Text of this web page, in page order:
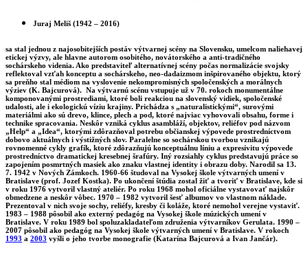
Juraj Meliš (1942 – 2016)
sa stal jednou z najosobitejších postáv výtvarnej scény na Slovensku, umelcom naliehavej
etickej výzvy, ale hlavne autorom osobitého, novátorského a anti-tradičného
sochárskeho videnia. Ako predstaviteľ alternatívnej scény počas normalizácie svojsky
reflektoval vzťah konceptu a sochárskeho, neo-dadaizmom inšpirovaného objektu, ktorý
sa preňho stal médiom na vyslovenie nekompromisných spoločenských a morálnych
výziev (K. Bajcurová). Na výtvarnú scénu vstupuje už v 70. rokoch monumentálne
komponovanými prostrediami, ktoré boli reakciou na slovenský vidiek, spoločenské
udalosti, ale i ekologickú víziu krajiny. Prichádza s „naturalistickými“, surovými
materiálmi ako sú drevo, klince, plech a pod, ktoré najviac vyhovovali obsahu, forme i
technike spracovania. Neskôr vzniká cyklus asambláží, objektov, reliéfov pod názvom
„Help“ a „Idea“, ktorými zdôrazňoval potrebu občianskej výpovede prostredníctvom
dobovo aktuálnych i výstižných slov. Paralelne so sochárskou tvorbou vznikajú
rovnomenné cykly grafík, ktoré zdôrazňujú konceptuálnu líniu a expresivitu výpovede
prostredníctvo dramatickej kresebnej šrafúry. Iný rozsiahly cyklus predstavujú práce so
zapojením posmrtných masiek ako znaku vlastnej identity i obrazu doby. Narodil sa 13.
7. 1942 v Nových Zámkoch. 1960-66 študoval na Vysokej škole výtvarných umení v
Bratislave (prof. Jozef Kostka). Po ukončení štúdia zostal žiť a tvoriť v Bratislave, kde si
v roku 1976 vytvoril vlastný ateliér. Po roku 1968 mohol oficiálne vystavovať najskôr
obmedzene a neskôr vôbec. 1970 – 1982 vytvoril šesť albumov vo vlastnom náklade.
Prezentoval v nich svoje sochy, reliéfy, kresby či koláže, ktoré nemohol verejne vystaviť.
1983 – 1988 pôsobil ako externý pedagóg na Vysokej škole múzických umení v
Bratislave. V roku 1989 bol spoluzakladateľom združenia výtvarníkov Gerulata. 1990 –
2007 pôsobil ako pedagóg na Vysokej škole výtvarných umení v Bratislave. V rokoch
1993 a 2003 vyšli o jeho tvorbe monografie (Katarína Bajcurová a Ivan Jančár).